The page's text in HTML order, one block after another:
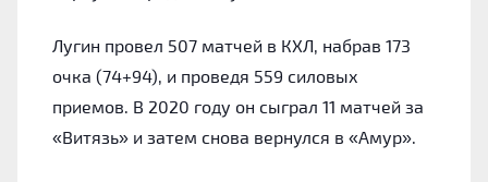
Лугин провел 507 матчей в КХЛ, набрав 173
очка (74+94), и проведя 559 силовых
приемов. В 2020 году он сыграл 11 матчей за
«Витязь» и затем снова вернулся в «Амур».